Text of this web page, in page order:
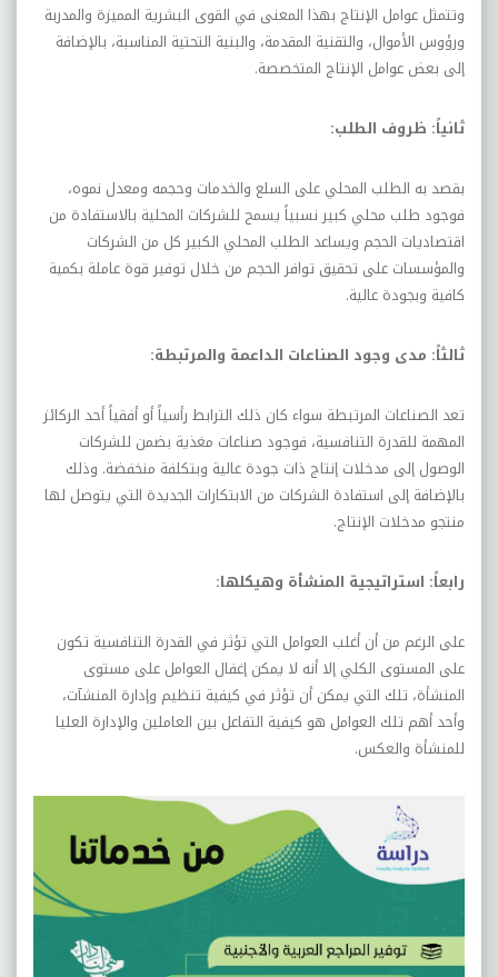
وتتمثل عوامل الإنتاج بهذا المعنى في القوى البشرية المميزة والمدربة
ورؤوس الأموال، والتقنية المقدمة، والبنية التحتية المناسبة، بالإضافة
إلى بعض عوامل الإنتاج المتخصصة.
ثانياً: ظروف الطلب:
بقصد به الطلب المحلي على السلع والخدمات وحجمه ومعدل نموه،
فوجود طلب محلي كبير نسبياً يسمح للشركات المحلية بالاستفادة من
اقتصاديات الحجم ويساعد الطلب المحلي الكبير كل من الشركات
والمؤسسات على تحقيق توافر الحجم من خلال توفير قوة عاملة بكمية
كافية وبجودة عالية.
ثالثاً: مدى وجود الصناعات الداعمة والمرتبطة:
تعد الصناعات المرتبطة سواء كان ذلك الترابط رأسياً أو أفقياً أحد الركائز
المهمة للقدرة التنافسية، فوجود صناعات مغذية بضمن للشركات
الوصول إلى مدخلات إنتاج ذات جودة عالية وبتكلفة منخفضة. وذلك
بالإضافة إلى استفادة الشركات من الابتكارات الجديدة التي يتوصل لها
منتجو مدخلات الإنتاج.
رابعاً: استراتيجية المنشأة وهيكلها:
على الرغم من أن أغلب العوامل التي تؤثر في القدرة التنافسية تكون
على المستوى الكلي إلا أنه لا يمكن إغفال العوامل على مستوى
المنشأة، تلك التي يمكن أن تؤثر في كيفية تنظيم وإدارة المنشآت،
وأحد أهم تلك العوامل هو كيفية التفاعل بين العاملين والإدارة العليا
للمنشأة والعكس.